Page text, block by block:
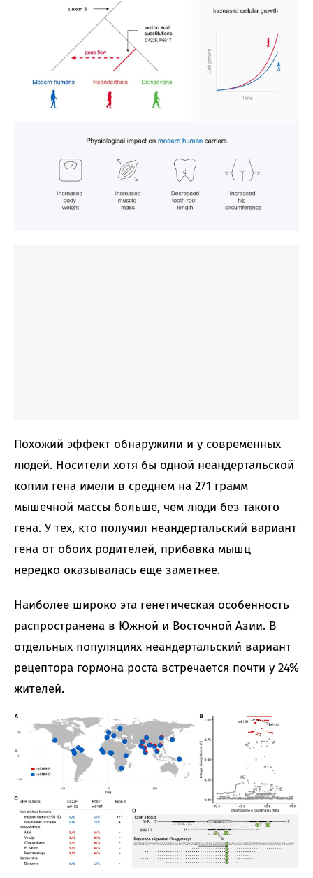
Похожий эффект обнаружили и у современных
людей. Носители хотя бы одной неандертальской
копии гена имели в среднем на 271 грамм
мышечной массы больше, чем люди без такого
гена. У тех, кто получил неандертальский вариант
гена от обоих родителей, прибавка мышц
нередко оказывалась еще заметнее.
Наиболее широко эта генетическая особенность
распространена в Южной и Восточной Азии. В
отдельных популяциях неандертальский вариант
рецептора гормона роста встречается почти у 24%
жителей.